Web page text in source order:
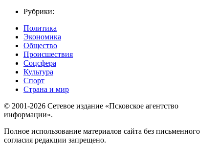
Рубрики:
Политика
Экономика
Общество
Происшествия
Соцсфера
Культура
Спорт
Страна и мир
© 2001-2026 Сетевое издание «Псковское агентство
информации».
Полное использование материалов сайта без письменного
согласия редакции запрещено.